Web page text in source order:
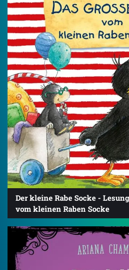
Der kleine Rabe Socke -
vom kleinen Raben Socke